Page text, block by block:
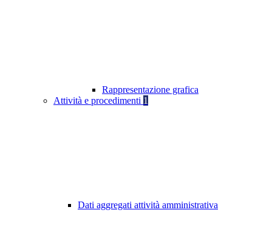
Rappresentazione grafica
Attività e procedimenti 1
Dati aggregati attività amministrativa